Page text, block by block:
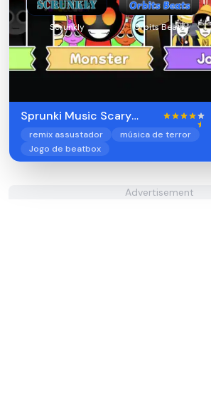
Scrunkly Orbits Beats
Sprunki Music Scary
Beat Box
remix assustador
música de terror
Jogo de beatbox
Advertisement